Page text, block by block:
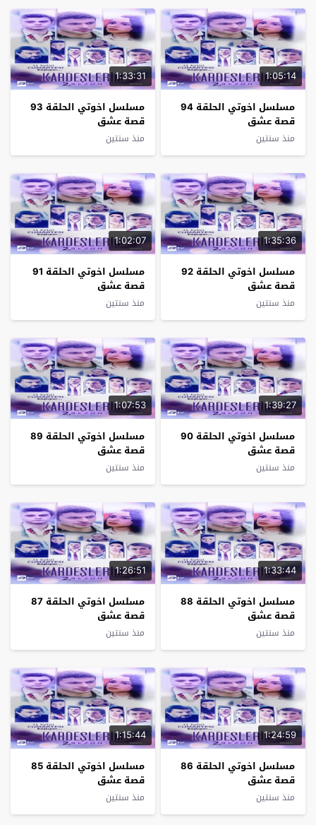
1:05:14
مسلسل اخوتي الحلقة 94
قصة عشق
منذ سنتين
1:33:31
مسلسل اخوتي الحلقة 93
قصة عشق
منذ سنتين
1:35:36
مسلسل اخوتي الحلقة 92
قصة عشق
منذ سنتين
1:02:07
مسلسل اخوتي الحلقة 91
قصة عشق
منذ سنتين
1:39:27
مسلسل اخوتي الحلقة 90
قصة عشق
منذ سنتين
1:07:53
مسلسل اخوتي الحلقة 89
قصة عشق
منذ سنتين
1:33:44
مسلسل اخوتي الحلقة 88
قصة عشق
منذ سنتين
1:26:51
مسلسل اخوتي الحلقة 87
قصة عشق
منذ سنتين
1:24:59
مسلسل اخوتي الحلقة 86
قصة عشق
منذ سنتين
1:15:44
مسلسل اخوتي الحلقة 85
قصة عشق
منذ سنتين